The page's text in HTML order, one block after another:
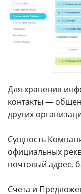
Для хранения
контакты —
других
Сущность
официальных
почтовый адрес,
Счета и